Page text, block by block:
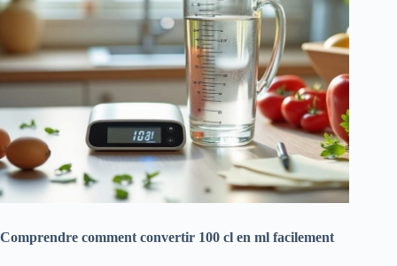
Comprendre comment convertir 100 cl en ml facilement